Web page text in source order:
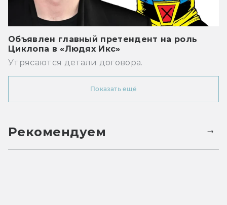
Объявлен главный претендент на роль
Циклопа в «Людях Икс»
Утрясаются детали договора.
Показать ещё
Рекомендуем